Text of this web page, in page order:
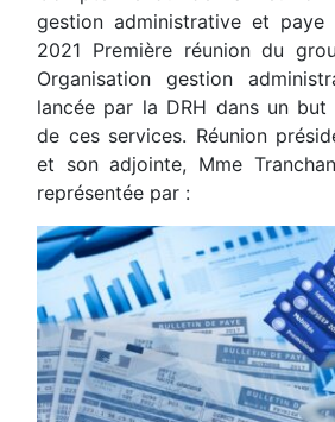
gestion administrative et
2021 Première réunion du
Organisation gestion
lancée par la DRH dans un
de ces services. Réunion
et son adjointe, Mme
représentée par :